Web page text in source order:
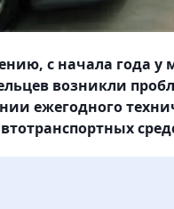
с начала года у
возникли
ежегодного